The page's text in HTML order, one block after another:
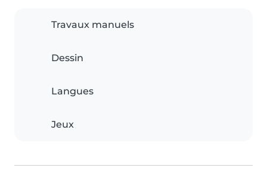
Travaux manuels
Dessin
Langues
Jeux